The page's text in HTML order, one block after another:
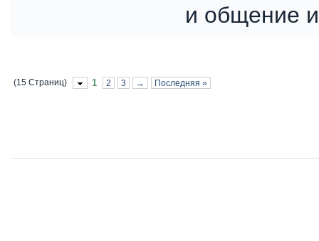
и общение
(15 Страниц) 1 2 3 → Последняя »